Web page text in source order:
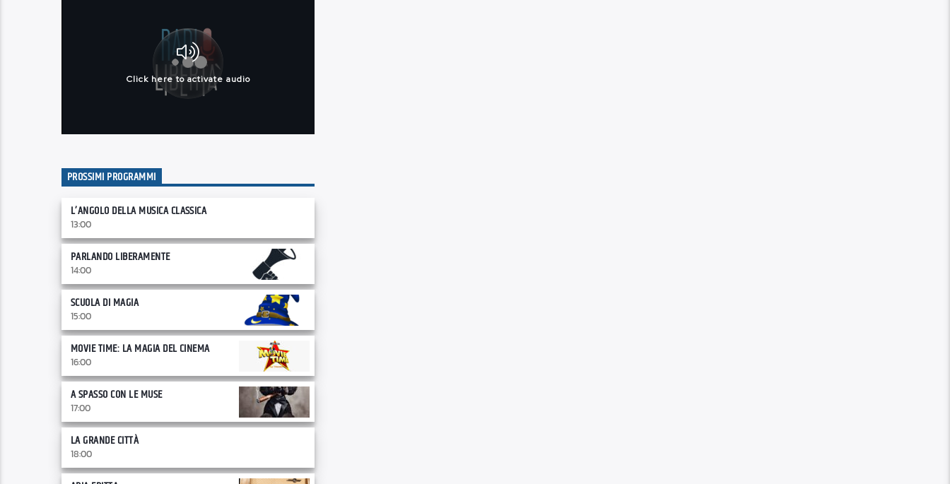
PROSSIMI PROGRAMMI
L’ANGOLO DELLA MUSICA CLASSICA
13:00
PARLANDO LIBERAMENTE
14:00
SCUOLA DI MAGIA
15:00
MOVIE TIME: LA MAGIA DEL CINEMA
16:00
A SPASSO CON LE MUSE
17:00
LA GRANDE CITTÀ
18:00